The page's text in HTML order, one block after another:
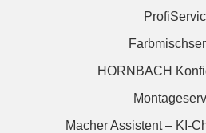
HORNBACH
Macher Assistent – KI-